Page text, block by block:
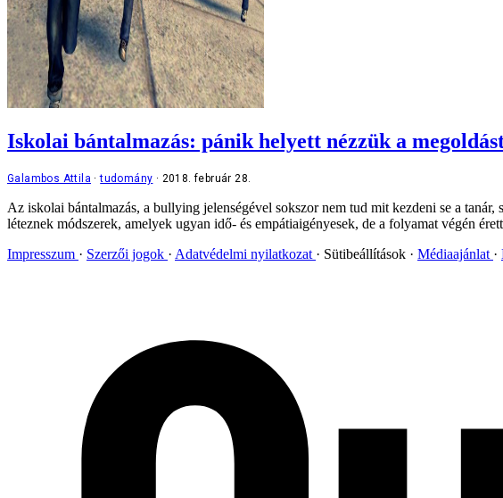
Iskolai bántalmazás: pánik helyett nézzük a
Galambos Attila tudomány 2018. február 28.
Az iskolai bántalmazás, a bullying jelenségével sokszor nem tud mit kezdeni se a
léteznek módszerek, amelyek ugyan idő- és empátiaigényesek, de a folyamat végén
Impresszum
Szerzői jogok Adatvédelmi nyilatkozat Sütibeállítások Médiaajánlat